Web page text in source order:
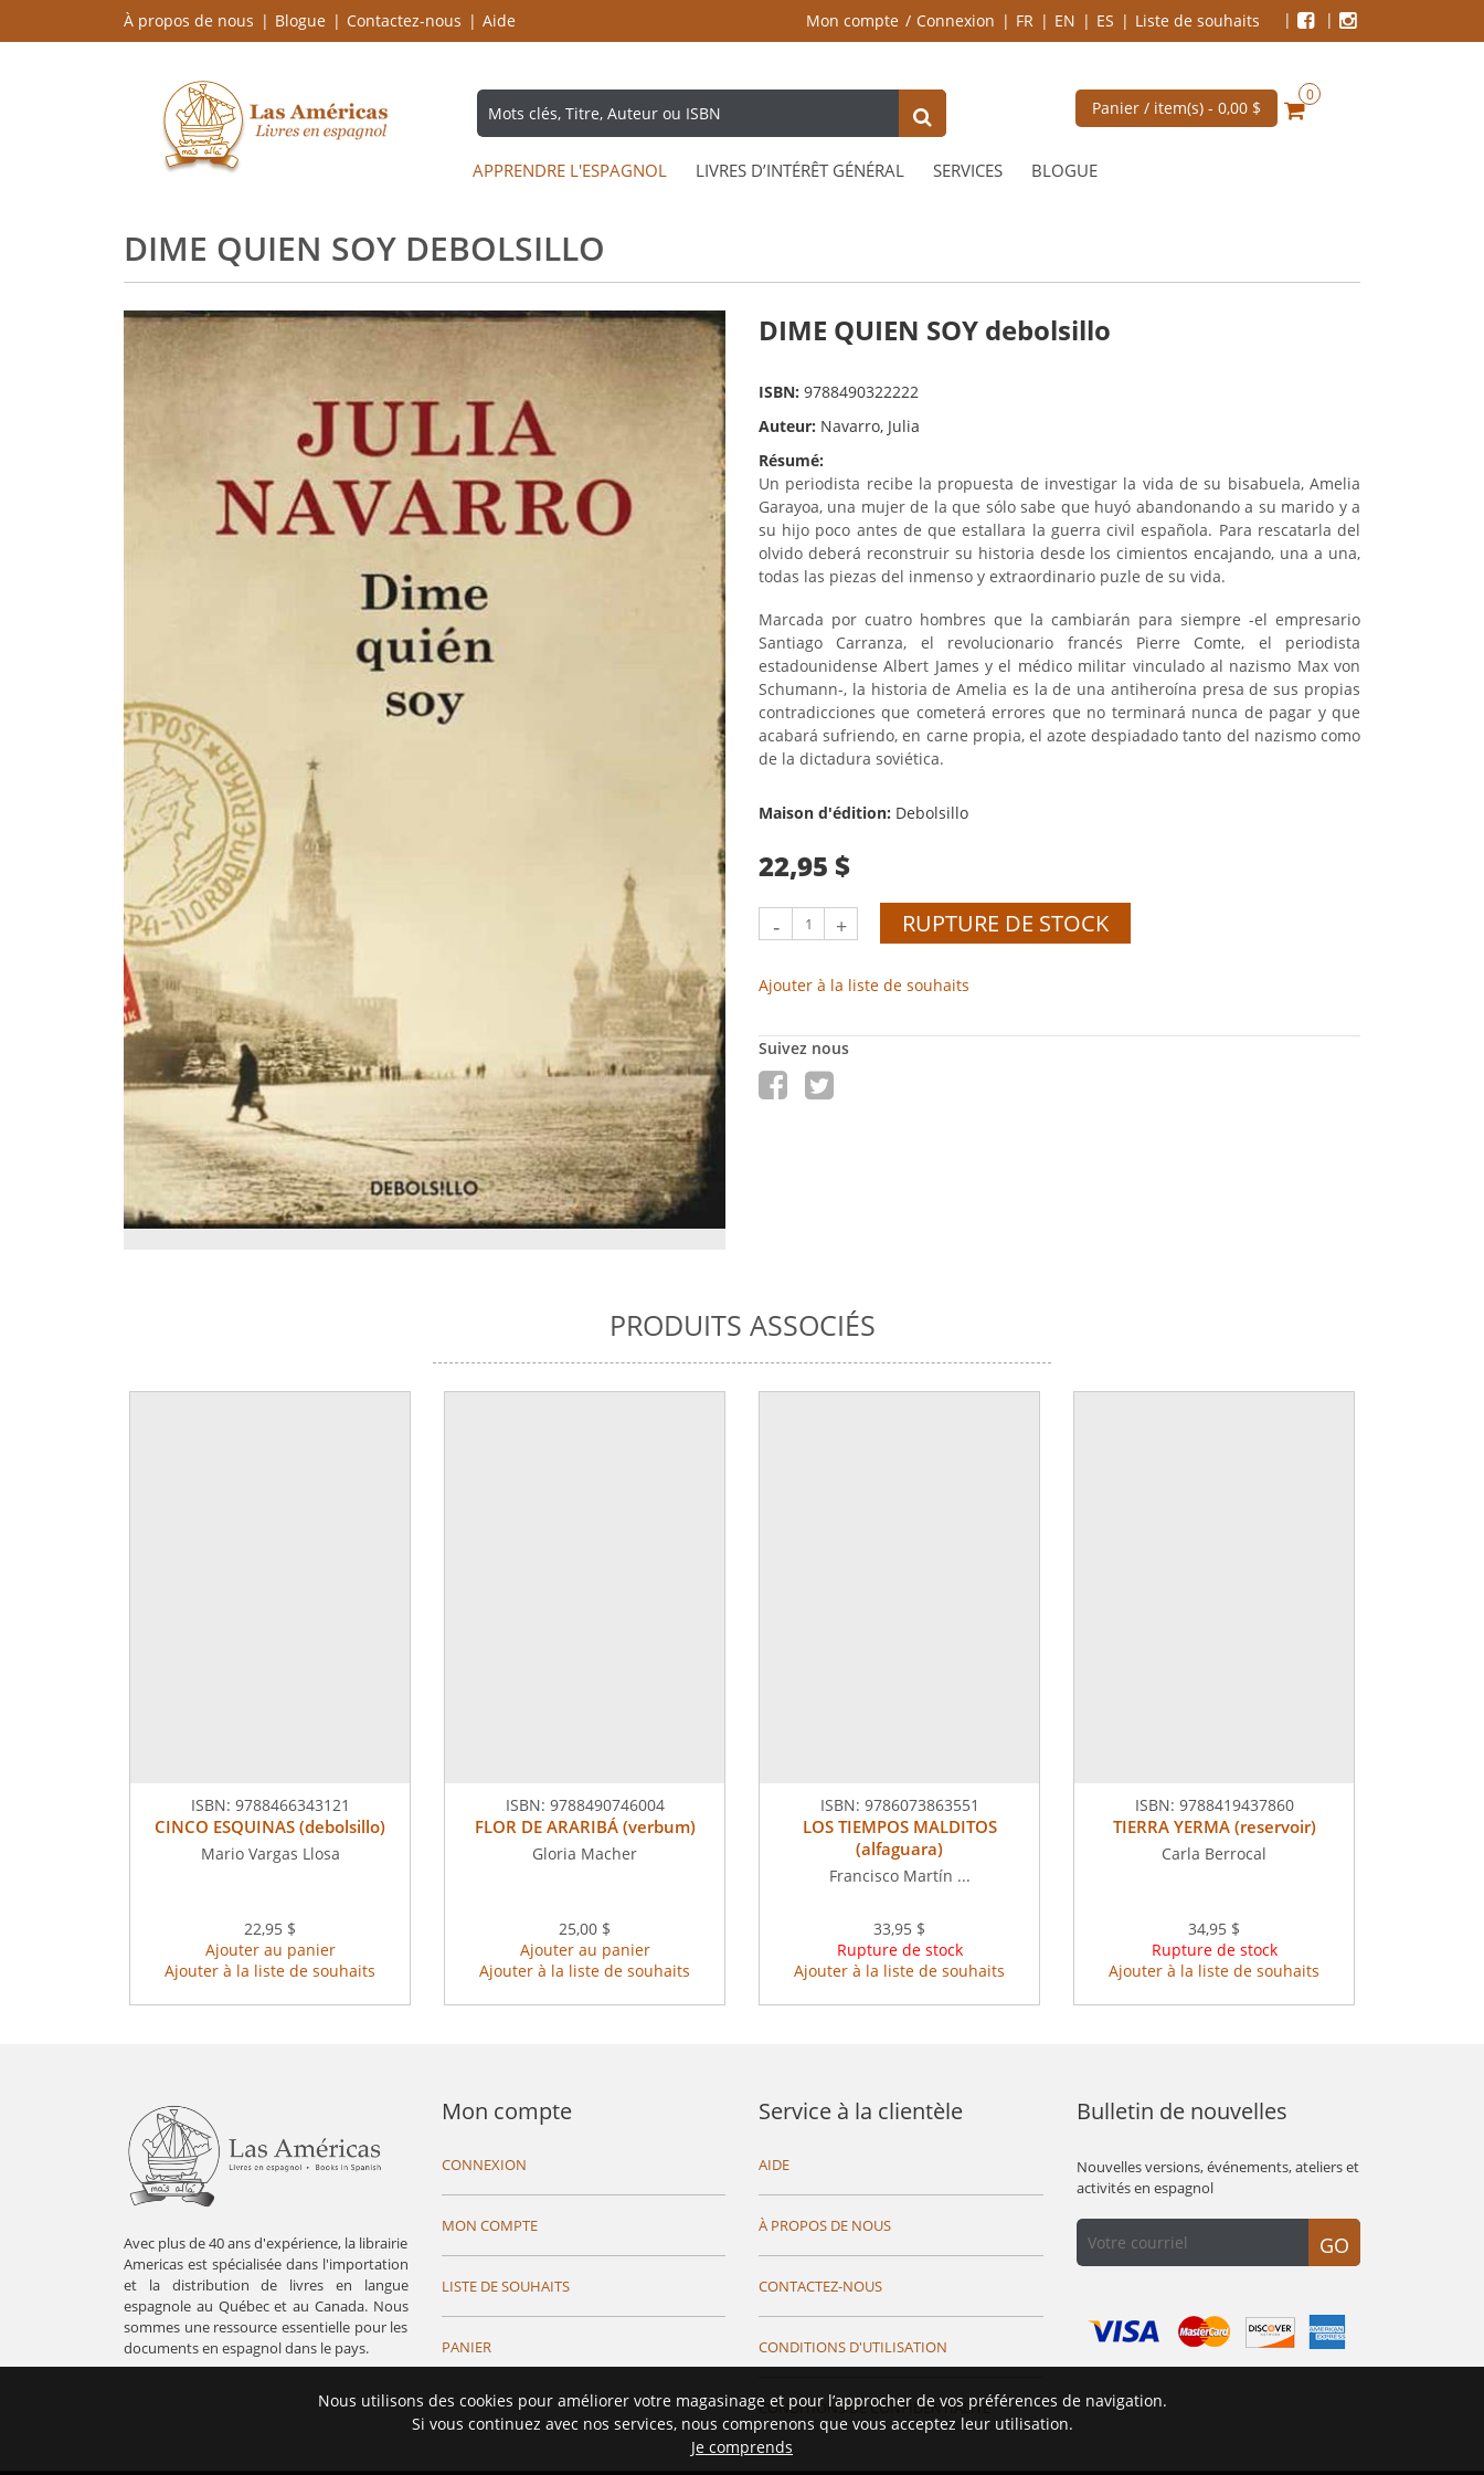
À propos de nous Blogue Contactez-nous Aide Mon compte Connexion FR EN ES Liste de souhaits
Panier / item(s) - 0,00 $
0
APPRENDRE L'ESPAGNOL LIVRES D’INTÉRÊT GÉNÉRAL SERVICES BLOGUE
DIME QUIEN SOY DEBOLSILLO
DIME QUIEN SOY debolsillo
ISBN: 9788490322222
Auteur: Navarro, Julia
Résumé:
Un periodista recibe la propuesta de investigar la vida de su bisabuela, Amelia
Garayoa, una mujer de la que sólo sabe que huyó abandonando a su marido y a
su hijo poco antes de que estallara la guerra civil española. Para rescatarla del
olvido deberá reconstruir su historia desde los cimientos encajando, una a una,
todas las piezas del inmenso y extraordinario puzle de su vida.
Marcada por cuatro hombres que la cambiarán para siempre -el empresario
Santiago Carranza, el revolucionario francés Pierre Comte, el periodista
estadounidense Albert James y el médico militar vinculado al nazismo Max von
Schumann-, la historia de Amelia es la de una antiheroína presa de sus propias
contradicciones que cometerá errores que no terminará nunca de pagar y que
acabará sufriendo, en carne propia, el azote despiadado tanto del nazismo como
de la dictadura soviética.
Maison d'édition: Debolsillo
22,95 $
- + RUPTURE DE STOCK
Ajouter à la liste de souhaits
Suivez nous
PRODUITS ASSOCIÉS
ISBN: 9788466343121
CINCO ESQUINAS (debolsillo)
Mario Vargas Llosa
22,95 $
Ajouter au panier
Ajouter à la liste de souhaits
ISBN: 9788490746004
FLOR DE ARARIBÁ (verbum)
Gloria Macher
25,00 $
Ajouter au panier
Ajouter à la liste de souhaits
ISBN: 9786073863551
LOS TIEMPOS MALDITOS
(alfaguara)
Francisco Martín ...
33,95 $
Rupture de stock
Ajouter à la liste de souhaits
ISBN: 9788419437860
TIERRA YERMA (reservoir)
Carla Berrocal
34,95 $
Rupture de stock
Ajouter à la liste de souhaits
Avec plus de 40 ans d'expérience, la librairie
Americas est spécialisée dans l'importation
et la distribution de livres en langue
espagnole au Québec et au Canada. Nous
sommes une ressource essentielle pour les
documents en espagnol dans le pays.
Mon compte
CONNEXION
MON COMPTE
LISTE DE SOUHAITS
PANIER
Service à la clientèle
AIDE
À PROPOS DE NOUS
CONTACTEZ-NOUS
CONDITIONS D'UTILISATION
CONDITIONS DE CONFIDENTIALITÉ
Bulletin de nouvelles
Nouvelles versions, événements, ateliers et
activités en espagnol
GO
Nous utilisons des cookies pour améliorer votre magasinage et pour l’approcher de vos préférences de navigation.
Si vous continuez avec nos services, nous comprenons que vous acceptez leur utilisation.
Je comprends